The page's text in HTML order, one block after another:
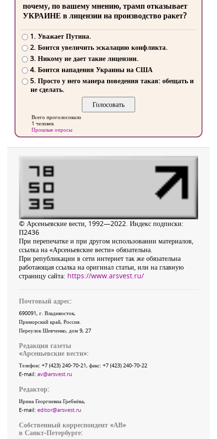
почему, по вашему мнению, трамп отказывает
УКРАИНЕ в лицензии на производство ракет?
1. Уважает Путина.
2. Боится увеличить эскалацию конфликта.
3. Никому не дает такие лицензии.
4. Боится нападения Украины на США
5. Просто у него манера поведения такая: обещать и
не сделать.
Всего проголосовало
1 человек
Прошлые опросы
© Арсеньевские вести, 1992—2022. Индекс подписки:
П2436
При перепечатке и при другом использовании материалов,
ссылка на «Арсеньевские вести» обязательна.
При републикации в сети интернет так же обязательна
работающая ссылка на оригинал статьи, или на главную
страницу сайта: https://www.arsvest.ru/
Почтовый адрес:
690091, г. Владивосток,
Приморский край, Россия
Переулок Шевченко, дом 9, 27
Редакция газеты
«Арсеньевские вести»:
Телефон: +7 (423) 240-70-21, факс: +7 (423) 240-70-22
E-mail: av@arsvest.ru
Редактор:
Ирина Георгиевна Гребнёва,
E-mail: editor@arsvest.ru
Собственный корреспондент «АВ»
в Санкт-Петербурге: